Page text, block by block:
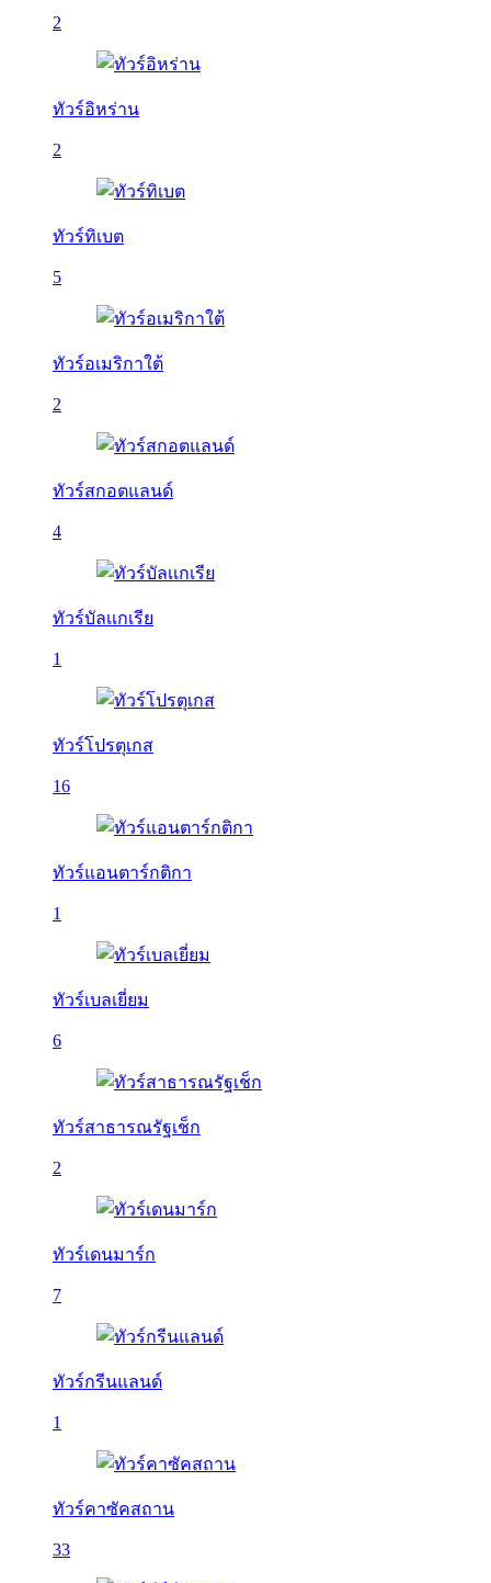
2
ทัวร์อิหร่าน
2
ทัวร์ทิเบต
5
ทัวร์อเมริกาใต้
2
ทัวร์สกอตแลนด์
4
ทัวร์บัลเเกเรีย
1
ทัวร์โปรตุเกส
16
ทัวร์แอนตาร์กติกา
1
ทัวร์เบลเยี่ยม
6
ทัวร์สาธารณรัฐเช็ก
2
ทัวร์เดนมาร์ก
7
ทัวร์กรีนแลนด์
1
ทัวร์คาซัคสถาน
33